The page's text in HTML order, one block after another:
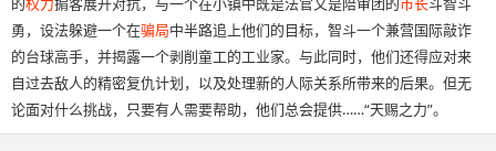
勇，设法躲避一个在骗局中半路追上他们的目标，智斗一个兼营国际敲诈
的台球高手，并揭露一个剥削童工的工业家。与此同时，他们还得应对来
自过去敌人的精密复仇计划，以及处理新的人际关系所带来的后果。但无
论面对什么挑战，只要有人需要帮助，他们总会提供……“天赐之力”。